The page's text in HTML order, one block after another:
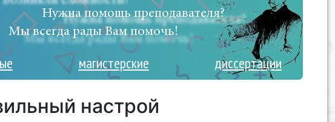
Нужна помощь преподавателя?
Мы всегда рады Вам помочь!
магистерские диссертации
настрой